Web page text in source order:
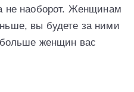
не наоборот. Женщинам
вы будете за ними
женщин вас